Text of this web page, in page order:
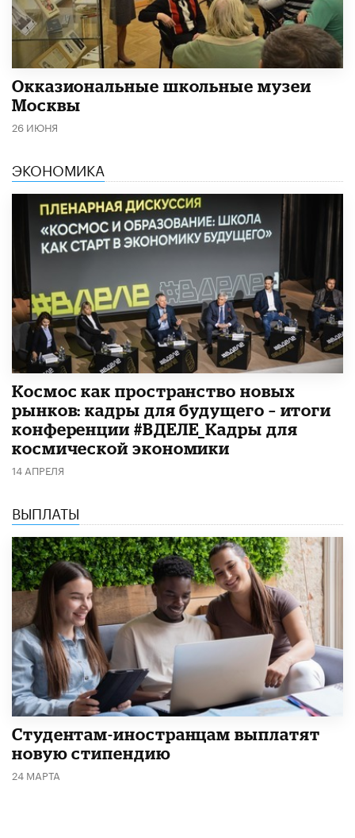
​Окказиональные школьные музеи
Москвы
26 ИЮНЯ
ЭКОНОМИКА
Космос как пространство новых
рынков: кадры для будущего – итоги
конференции #ВДЕЛЕ_Кадры для
космической экономики
14 АПРЕЛЯ
ВЫПЛАТЫ
Студентам-иностранцам выплатят
новую стипендию
24 МАРТА